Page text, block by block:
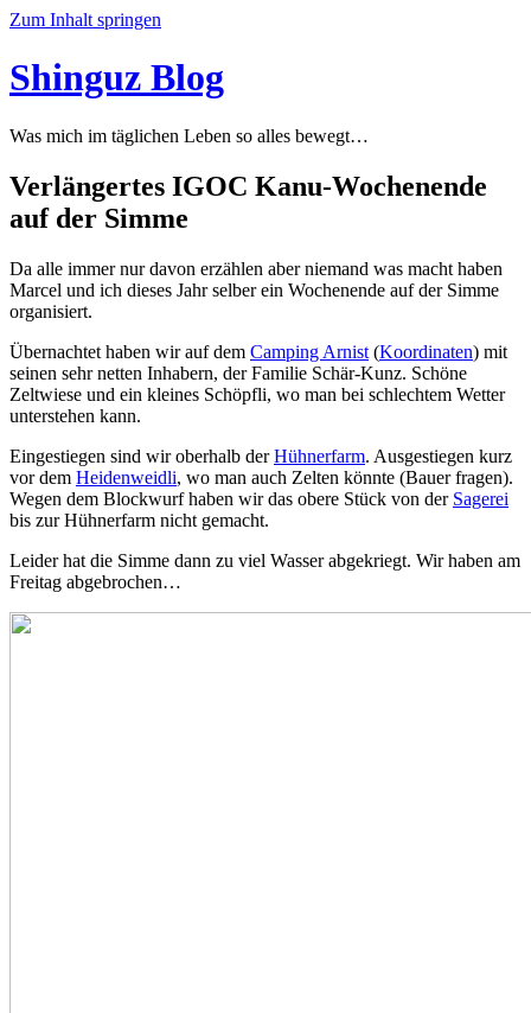
Zum Inhalt springen
Shinguz Blog
Was mich im täglichen Leben so alles bewegt…
Verlängertes IGOC Kanu-Wochenende
auf der Simme
Da alle immer nur davon erzählen aber niemand was macht haben
Marcel und ich dieses Jahr selber ein Wochenende auf der Simme
organisiert.
Übernachtet haben wir auf dem Camping Arnist (Koordinaten) mit
seinen sehr netten Inhabern, der Familie Schär-Kunz. Schöne
Zeltwiese und ein kleines Schöpfli, wo man bei schlechtem Wetter
unterstehen kann.
Eingestiegen sind wir oberhalb derHühnerfarm. Ausgestiegen kurz
vor dem Heidenweidli, wo man auch Zelten könnte (Bauer fragen).
Wegen dem Blockwurf haben wir das obere Stück von der Sagerei
bis zur Hühnerfarm nicht gemacht.
Leider hat die Simme dann zu viel Wasser abgekriegt. Wir haben am
Freitag abgebrochen…